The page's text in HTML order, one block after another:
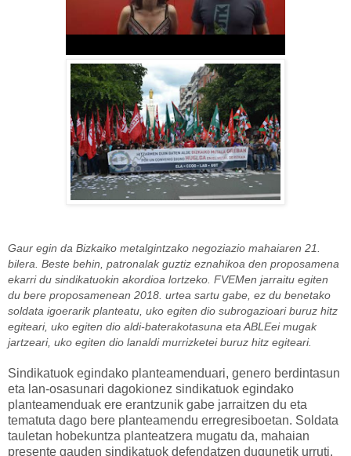
Gaur egin da Bizkaiko metalgintzako negoziazio mahaiaren 21.
bilera. Beste behin, patronalak guztiz eznahikoa den proposamena
ekarri du sindikatuokin akordioa lortzeko. FVEMen jarraitu egiten
du bere proposamenean 2018. urtea sartu gabe, ez du benetako
soldata igoerarik planteatu, uko egiten dio subrogazioari buruz hitz
egiteari, uko egiten dio aldi-baterakotasuna eta ABLEei mugak
jartzeari, uko egiten dio lanaldi murrizketei buruz hitz egiteari.
Sindikatuok egindako planteamenduari, genero berdintasun
eta lan-osasunari dagokionez sindikatuok egindako
planteamenduak ere erantzunik gabe jarraitzen du eta
tematuta dago bere planteamendu erregresiboetan. Soldata
tauletan hobekuntza planteatzera mugatu da, mahaian
presente gauden sindikatuok defendatzen dugunetik urruti.